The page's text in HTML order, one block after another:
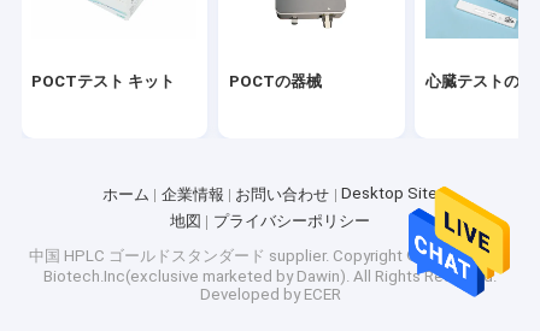
POCTテスト キット POCTの器械 心臓テストのキ
ホーム 企業情報 お問い合わせ
Desktop Site
地図
プライバシーポリシー
中国 HPLC ゴールドスタンダード supplier. Copyright © 2026 WWHS
Biotech.Inc(exclusive marketed by Dawin). All Rights Reserved.
Developed by ECER